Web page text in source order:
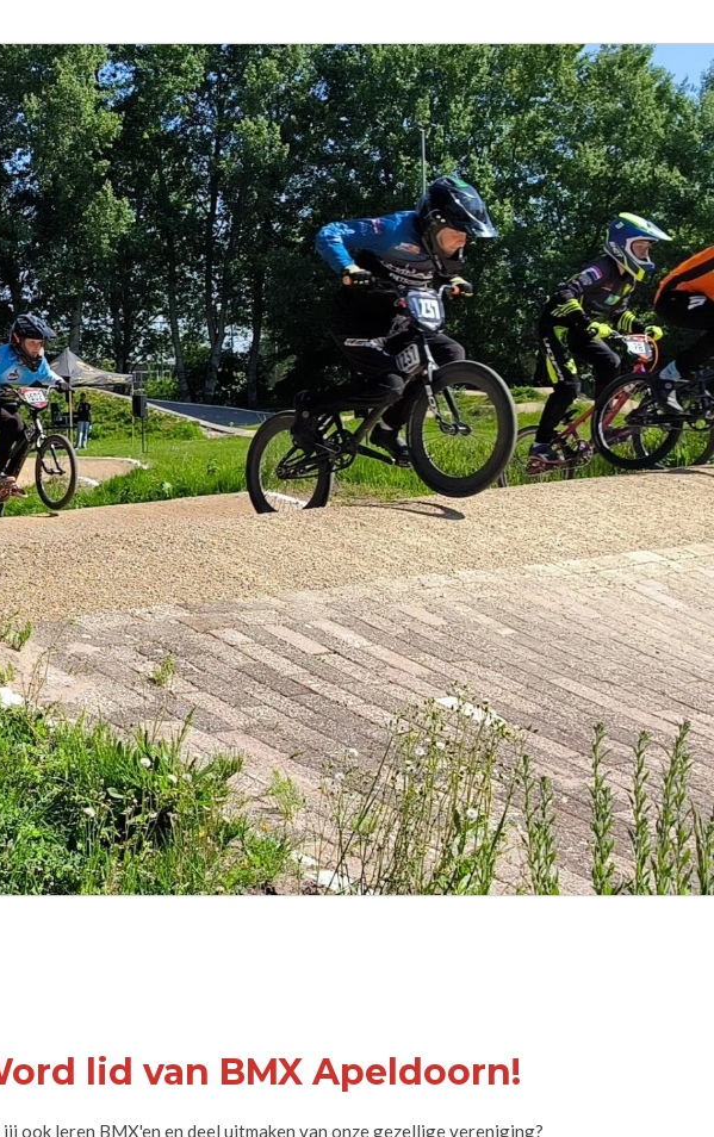
lid van BMX Apeldoorn!
ook leren BMX'en en deel uitmaken van onze gezellige vereniging?